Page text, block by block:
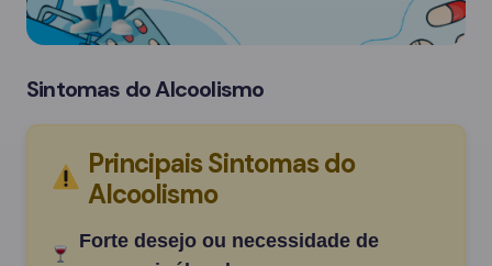
Sintomas do Alcoolismo
Principais Sintomas do
Alcoolismo
Forte desejo ou necessidade de